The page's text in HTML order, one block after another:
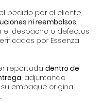
pedido por el cliente,
ni reembolsos,
el despacho o defectos
por Essenza
reportadadentro de
, adjuntando
empaque original